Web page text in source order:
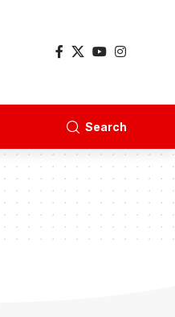
Search